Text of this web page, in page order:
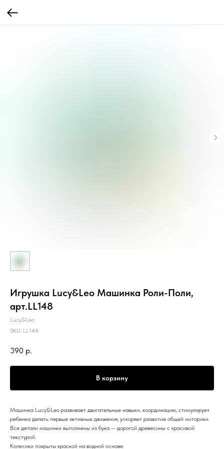
Игрушка Lucy&Leo Машинка Роли-Поли,
арт.LL148
Lucy&Leo
SKU: LL148
390 р.
В корзину
Машинка Lucy&Leo развивает двигательные навыки, координацию, стимулирует
ребенка делать первые активные движения, ускоряет развитие общей моторики.
Все детали машинки выполнены из бука — дорогой древесины с красивой
текстурой.
Колесики покрыты краской на водной основе.